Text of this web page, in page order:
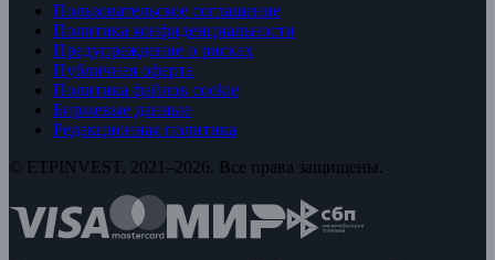
Пользовательское соглашение
Политика конфиденциальности
Предупреждение о рисках
Публичная оферта
Политика файлов cookie
Биржевые данные
Редакционная политика
© ETPINVEST, 2021–2026. Все права защищены.